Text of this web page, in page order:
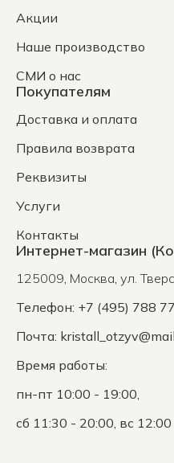
Акции
Наше производство
СМИ о нас
Покупателям
Доставка и оплата
Правила возврата
Реквизиты
Услуги
Контакты
Интернет-магазин
125009, Москва, ул.
Телефон: +7 (495) 788
Почта:
Время работы:
пн-пт 10:00 - 19:00,
сб 11:30 - 20:00, вс